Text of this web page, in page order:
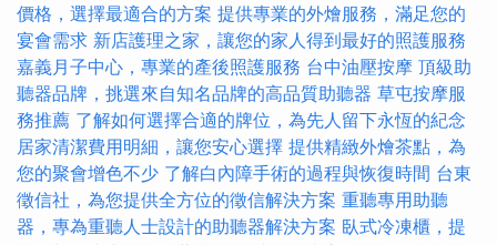
價格，選擇最適合的方案 提供專業的外燴服務，滿足您的
宴會需求 新店護理之家，讓您的家人得到最好的照護服務
嘉義月子中心，專業的產後照護服務 台中油壓按摩 頂級助
聽器品牌，挑選來自知名品牌的高品質助聽器 草屯按摩服
務推薦 了解如何選擇合適的牌位，為先人留下永恆的紀念
居家清潔費用明細，讓您安心選擇 提供精緻外燴茶點，為
您的聚會增色不少 了解白內障手術的過程與恢復時間 台東
徵信社，為您提供全方位的徵信解決方案 重聽專用助聽
器，專為重聽人士設計的助聽器解決方案 臥式冷凍櫃，提